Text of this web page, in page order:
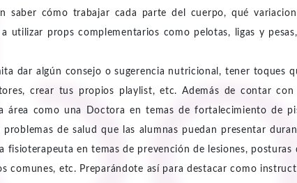
saber cómo trabajar cada parte del cuerpo, qué
utilizar props complementarios como pelotas, ligas y
dar algún consejo o sugerencia nutricional, tener toques
crear tus propios playlist, etc. Además de contar con
área como una Doctora en temas de fortalecimiento de
de salud que las alumnas puedan presentar
fisioterapeuta en temas de prevención de lesiones, posturas
comunes, etc. Preparándote así para destacar como